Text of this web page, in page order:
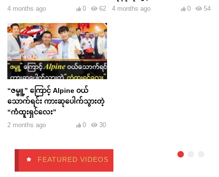
4 months ago 62
0 4 months ago 54
0
“ဇမ္ဗူ့” ကြောင့် Alpine ဝယ်
သောက်ရင်း ကားဆုပေါက်သွားတဲ့
“ကံထူးရှင်လေး”
2 months ago 30
0
FEATURED VIDEOS